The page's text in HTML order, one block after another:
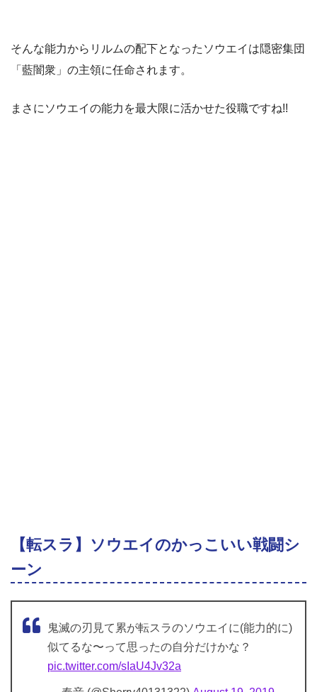
そんな能力からリルムの配下となったソウエイは隠密集団
「藍闇衆」の主領に任命されます。
まさにソウエイの能力を最大限に活かせた役職ですね!!
【転スラ】ソウエイのかっこいい戦闘シ
ーン
鬼滅の刃見て累が転スラのソウエイに(能力的に)
似てるな〜って思ったの自分だけかな？
pic.twitter.com/sIaU4Jv32a